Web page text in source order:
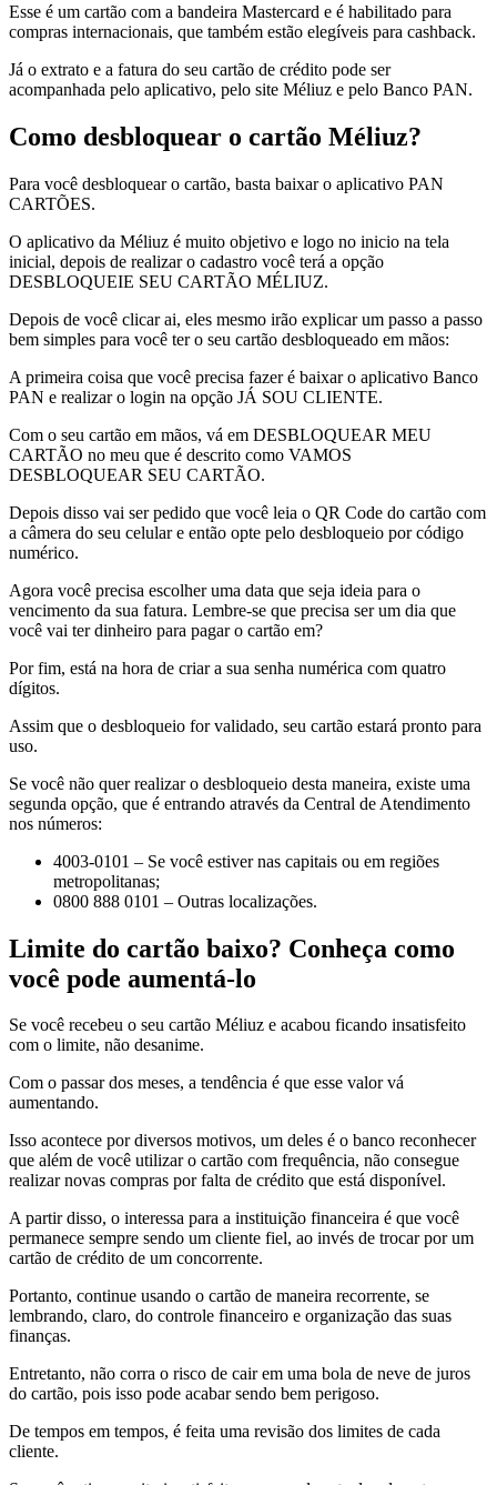
Esse é um cartão com a bandeira Mastercard e é habilitado para
compras internacionais, que também estão elegíveis para cashback.
Já o extrato e a fatura do seu cartão de crédito pode ser
acompanhada pelo aplicativo, pelo site Méliuz e pelo Banco PAN.
Como desbloquear o cartão Méliuz?
Para você desbloquear o cartão, basta baixar o aplicativo PAN
CARTÕES.
O aplicativo da Méliuz é muito objetivo e logo no inicio na tela
inicial, depois de realizar o cadastro você terá a opção
DESBLOQUEIE SEU CARTÃO MÉLIUZ.
Depois de você clicar ai, eles mesmo irão explicar um passo a passo
bem simples para você ter o seu cartão desbloqueado em mãos:
A primeira coisa que você precisa fazer é baixar o aplicativo Banco
PAN e realizar o login na opção JÁ SOU CLIENTE.
Com o seu cartão em mãos, vá em DESBLOQUEAR MEU
CARTÃO no meu que é descrito como VAMOS
DESBLOQUEAR SEU CARTÃO.
Depois disso vai ser pedido que você leia o QR Code do cartão com
a câmera do seu celular e então opte pelo desbloqueio por código
numérico.
Agora você precisa escolher uma data que seja ideia para o
vencimento da sua fatura. Lembre-se que precisa ser um dia que
você vai ter dinheiro para pagar o cartão em?
Por fim, está na hora de criar a sua senha numérica com quatro
dígitos.
Assim que o desbloqueio for validado, seu cartão estará pronto para
uso.
Se você não quer realizar o desbloqueio desta maneira, existe uma
segunda opção, que é entrando através da Central de Atendimento
nos números:
4003-0101 – Se você estiver nas capitais ou em regiões
metropolitanas;
0800 888 0101 – Outras localizações.
Limite do cartão baixo? Conheça como
você pode aumentá-lo
Se você recebeu o seu cartão Méliuz e acabou ficando insatisfeito
com o limite, não desanime.
Com o passar dos meses, a tendência é que esse valor vá
aumentando.
Isso acontece por diversos motivos, um deles é o banco reconhecer
que além de você utilizar o cartão com frequência, não consegue
realizar novas compras por falta de crédito que está disponível.
A partir disso, o interessa para a instituição financeira é que você
permanece sempre sendo um cliente fiel, ao invés de trocar por um
cartão de crédito de um concorrente.
Portanto, continue usando o cartão de maneira recorrente, se
lembrando, claro, do controle financeiro e organização das suas
finanças.
Entretanto, não corra o risco de cair em uma bola de neve de juros
do cartão, pois isso pode acabar sendo bem perigoso.
De tempos em tempos, é feita uma revisão dos limites de cada
cliente.